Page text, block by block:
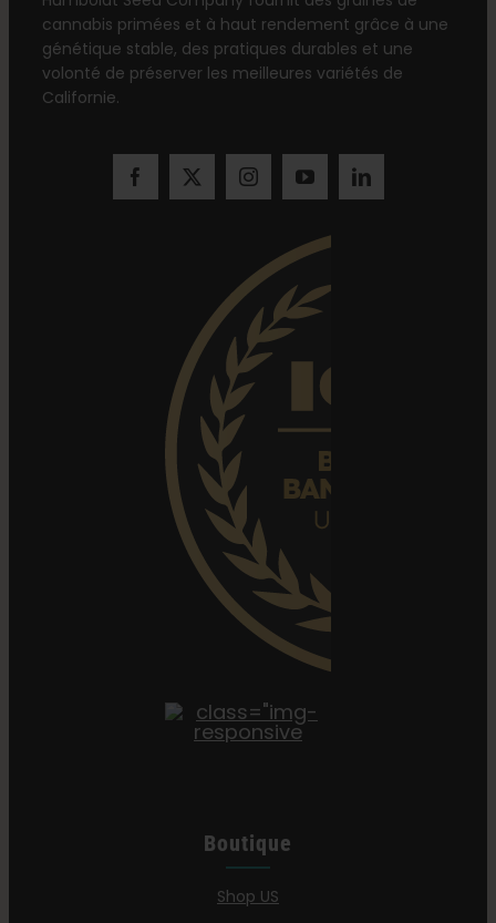
cannabis primées et à haut rendement grâce à une
génétique stable, des pratiques durables et une
volonté de préserver les meilleures variétés de
Californie.
Boutique
Shop US